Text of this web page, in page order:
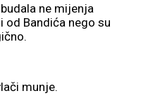
ne mijenja
od Bandića nego su
munje.